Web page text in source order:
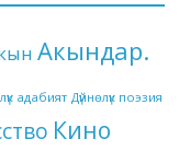
Акындар.
адабият Дүйнөлүк поэзия
Кино